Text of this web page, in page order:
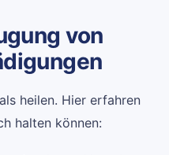
von
heilen. Hier erfahren
halten können: